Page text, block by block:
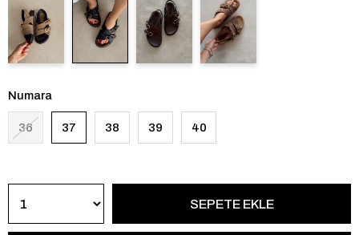
Numara
36 37 38 39 40